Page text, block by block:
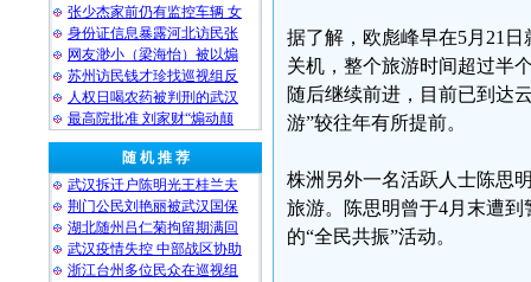
张少杰家前仍有监控车辆 女
身份证信息暴露河北访民张
网友渺小（梁海怡）被以煽
苏州访民钱才珍找巡视组反
人权日喝农药被判刑的武汉
最高院批准 刘家财“煽动颠
随 机 推 荐
武汉拆迁户陈明光王桂兰夫
荆门公民刘艳丽被武汉国保
湖北随州吕仁菊拘留期满回
武汉疫情失控 中部战区协助
浙江台州多位民众在巡视组
据了解，欧彪峰早在5月21
关机，整个旅游时间超过半
随后继续前进，目前已到达
游”较往年有所提前。
株洲另外一名活跃人士陈思
旅游。陈思明曾于4月末遭
的“全民共振”活动。